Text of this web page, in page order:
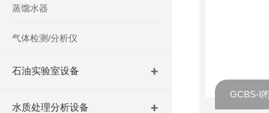
蒸馏水器
气体检测/分析仪
石油实验室设备
水质处理分析设备
GCBS-Ⅰ